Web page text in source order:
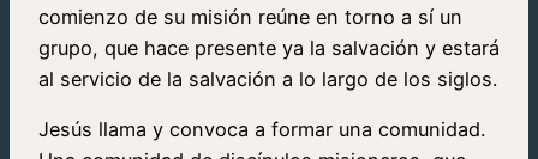
comienzo de su misión reúne en torno a sí un
grupo, que hace presente ya la salvación y estará
al servicio de la salvación a lo largo de los siglos.
Jesús llama y convoca a formar una comunidad.